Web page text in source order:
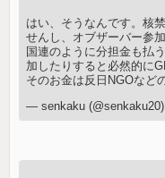
はい、そうなんです。核
せんし、オブザーバー参
国連のように分担金も払
加したりすると必然的に
そのお金は反日NGOなど
— senkaku